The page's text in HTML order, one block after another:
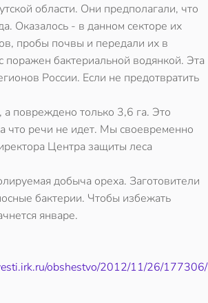
области. Они предполагали, что
Оказалось - в данном секторе их
пробы почвы и передали их в
поражен бактериальной водянкой. Эта
России. Если не предотвратить
повреждено только 3,6 га. Это
что речи не идет. Мы своевременно
Центра защиты леса
добыча ореха. Заготовители
бактерии. Чтобы избежать
январе.
obshestvo/2012/11/26/177306/